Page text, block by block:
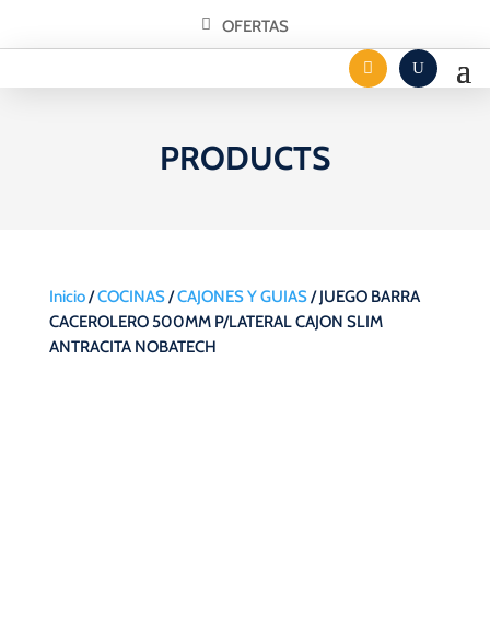
OFERTAS
PRODUCTS
Inicio/COCINAS/CAJONES Y GUIAS/ JUEGO BARRA
CACEROLERO 500MM P/LATERAL CAJON SLIM
ANTRACITA NOBATECH